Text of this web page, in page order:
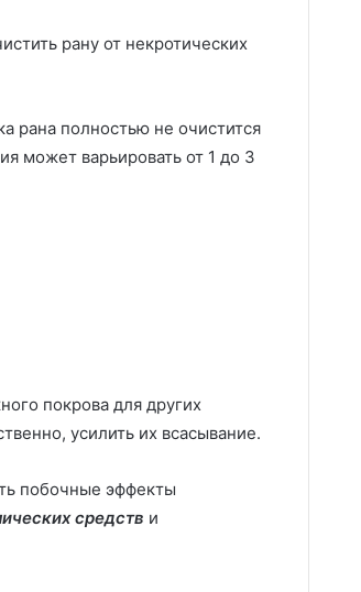
рану от некротических
рана полностью не очистится
может варьировать от 1 до 3
покрова для других
усилить их всасывание.
побочные эффекты
средств и